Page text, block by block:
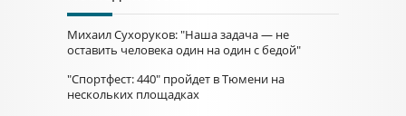
Михаил Сухоруков: "Наша задача — не
оставить человека один на один с бедой"
"Спортфест: 440" пройдет в Тюмени на
нескольких площадках